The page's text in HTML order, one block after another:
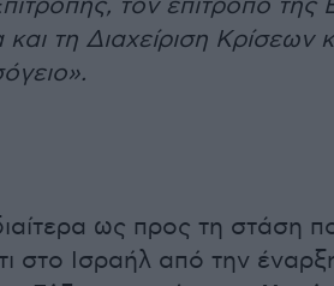
τον επίτροπο της
τη Διαχείριση Κρίσεων
ως προς τη στάση
στο Ισραήλ από την